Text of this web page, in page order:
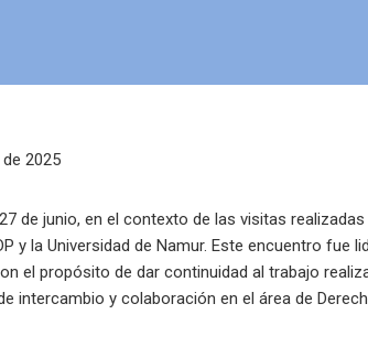
2025
de junio, en el contexto de las visitas
y la Universidad de Namur. Este encuentro fue
el propósito de dar continuidad al trabajo
intercambio y colaboración en el área de